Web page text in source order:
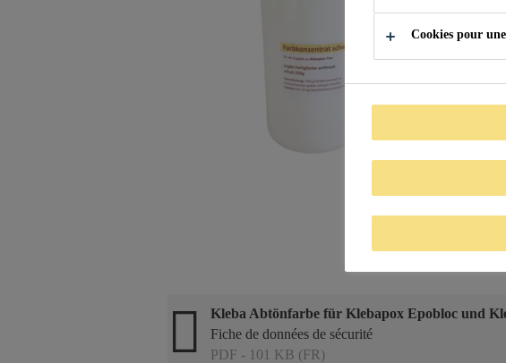
Kleba Abtönfarbe für Klebapox Epobloc und
Fiche de données de sécurité
PDF - 101 KB (FR)
Cookies pour